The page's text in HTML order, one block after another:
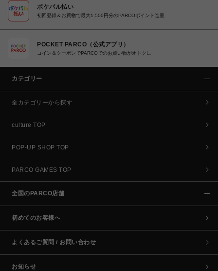
ポケパル払い
初回登録＆お買物で最大1,500円分のPARCOポイント進呈
POCKET PARCO（公式アプリ）
コイン＆クーポンでPARCOでのお買い物がオトクに
カテゴリー
全カテゴリーから探す
culture TOP
POP-UP SHOP TOP
PARCO GAMES TOP
全国のPARCO店舗
初めてのお客様へ
よくあるご質問 / お問い合わせ
お知らせ